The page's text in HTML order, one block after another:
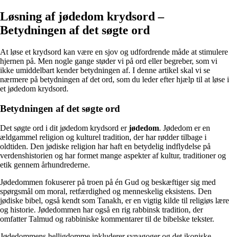
Løsning af jødedom krydsord –
Betydningen af det søgte ord
At løse et krydsord kan være en sjov og udfordrende måde at stimulere
hjernen på. Men nogle gange støder vi på ord eller begreber, som vi
ikke umiddelbart kender betydningen af. I denne artikel skal vi se
nærmere på betydningen af det ord, som du leder efter hjælp til at løse i
et jødedom krydsord.
Betydningen af det søgte ord
Det søgte ord i dit jødedom krydsord erjødedom. Jødedom er en
ældgammel religion og kulturel tradition, der har rødder tilbage i
oldtiden. Den jødiske religion har haft en betydelig indflydelse på
verdenshistorien og har formet mange aspekter af kultur, traditioner og
etik gennem århundrederne.
Jødedommen fokuserer på troen på én Gud og beskæftiger sig med
spørgsmål om moral, retfærdighed og menneskelig eksistens. Den
jødiske bibel, også kendt som Tanakh, er en vigtig kilde til religiøs lære
og historie. Jødedommen har også en rig rabbinsk tradition, der
omfatter Talmud og rabbiniske kommentarer til de bibelske tekster.